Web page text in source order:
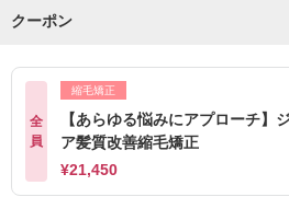
クーポン
全
員
縮毛矯正
【あらゆる悩みにアプローチ】
ア髪質改善縮毛矯正
¥21,450